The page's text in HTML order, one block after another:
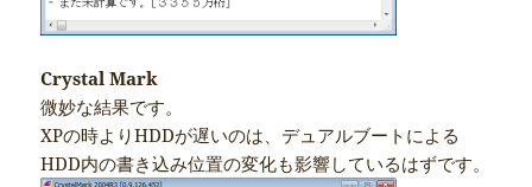
Crystal Mark
微妙な結果です。
XPの時よりHDDが遅いのは、デュアルブートによる
HDD内の書き込み位置の変化も影響しているはずです。